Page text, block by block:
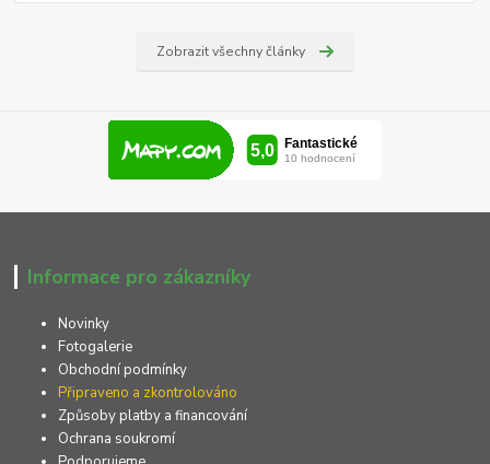
Zobrazit všechny články
Informace pro zákazníky
Novinky
Fotogalerie
Obchodní podmínky
Připraveno a zkontrolováno
Způsoby platby a financování
Ochrana soukromí